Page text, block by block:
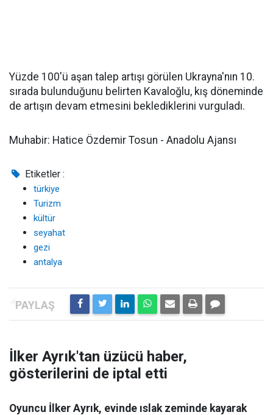
Yüzde 100'ü aşan talep artışı görülen Ukrayna'nın 10.
sırada bulunduğunu belirten Kavaloğlu, kış döneminde
de artışın devam etmesini beklediklerini vurguladı.
Muhabir: Hatice Özdemir Tosun - Anadolu Ajansı
Etiketler :
türkiye
Turizm
kültür
seyahat
gezi
antalya
İlker Ayrık'tan üzücü haber,
gösterilerini de iptal etti
Oyuncu İlker Ayrık, evinde ıslak zeminde kayarak